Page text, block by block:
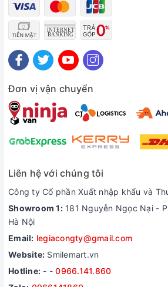
Đơn vị vận chuyển
Liên hệ với chúng tôi
Công ty Cổ phần Xuất nhập khẩu và
Showroom 1:181 Nguyễn Ngọc Nại -
Hà Nội
Email: legiacongty@gmail.com
Website: Smilemart.vn
Hotline: - -0966.141.860